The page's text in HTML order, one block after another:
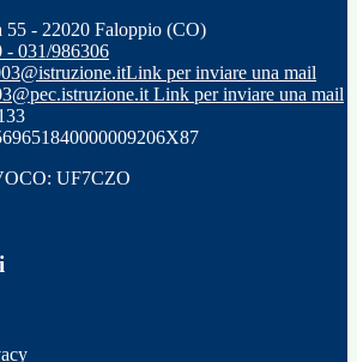
55 - 22020 Faloppio (CO)
- 031/986306
Link per inviare una mail
Link per inviare una mail
UF7CZO